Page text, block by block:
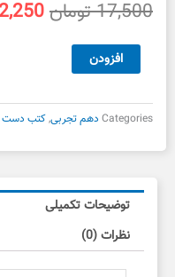
17,500تومانقیمت
سه
سطحی
دهم
تجربی
دست
عدد
افزودن
Categories دهم تجربی,کتب دست
توضیحات تکمیلی
نظرات (0)